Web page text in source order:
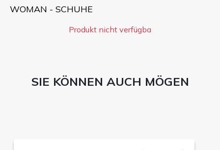
WOMAN - SCHUHE
Produkt nicht verfügba
SIE KÖNNEN AUCH MÖGEN